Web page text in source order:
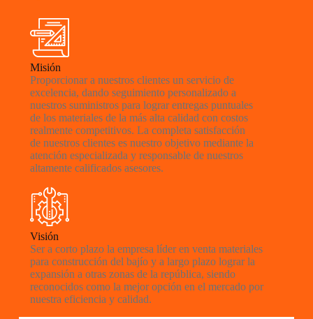
Misión
Proporcionar a nuestros clientes un servicio de
excelencia, dando seguimiento personalizado a
nuestros suministros para lograr entregas puntuales
de los materiales de la más alta calidad con costos
realmente competitivos. La completa satisfacción
de nuestros clientes es nuestro objetivo mediante la
atención especializada y responsable de nuestros
altamente calificados asesores.
Visión
Ser a corto plazo la empresa líder en venta materiales
para construcción del bajío y a largo plazo lograr la
expansión a otras zonas de la república, siendo
reconocidos como la mejor opción en el mercado por
nuestra eficiencia y calidad.